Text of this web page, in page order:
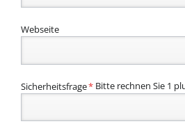
Webseite
Pflichtfeld
Sicherheitsfrage* Bitte rechnen Sie 1